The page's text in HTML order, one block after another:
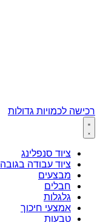
רכישה לכמויות גדולות
ציוד סנפלינג
ציוד עבודה בגובה
מבצעים
חבלים
גלגלות
אמצעי חיכוך
טבעות